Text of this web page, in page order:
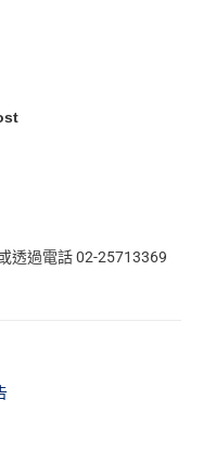
透過電話 02-25713369